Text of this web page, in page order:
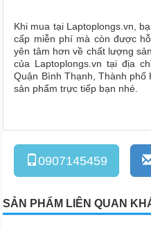
Khi mua tại Laptoplongs.vn,
cấp miễn phí mà còn được
yên tâm hơn về chất lượng
của Laptoplongs.vn tại địa
Quận Bình Thạnh, Thành
sản phẩm trực tiếp bạn nhé.
0907145459
SẢN PHẨM LIÊN QUAN